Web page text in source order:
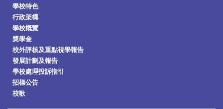
學校特色
行政架構
學校概覽
獎學金
校外評核及重點視學報告
發展計劃及報告
學校處理投訴指引
招標公告
校歌